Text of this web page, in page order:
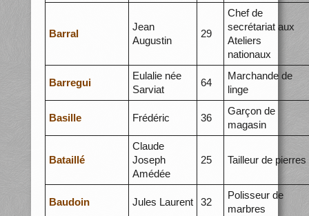
Barral
Jean
Augustin
29
Chef de
secrétariat aux
Ateliers
nationaux
Barregui
Eulalie née
Sarviat
64
Marchande de
linge
Basille Frédéric 36
Garçon de
magasin
Bataillé
Claude
Joseph
Amédée
25 Tailleur de pierres
Baudoin Jules Laurent 32
Polisseur de
marbres